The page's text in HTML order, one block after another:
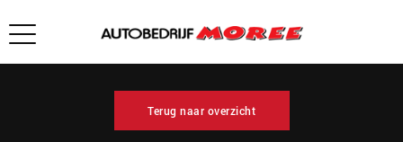
Terug naar overzicht